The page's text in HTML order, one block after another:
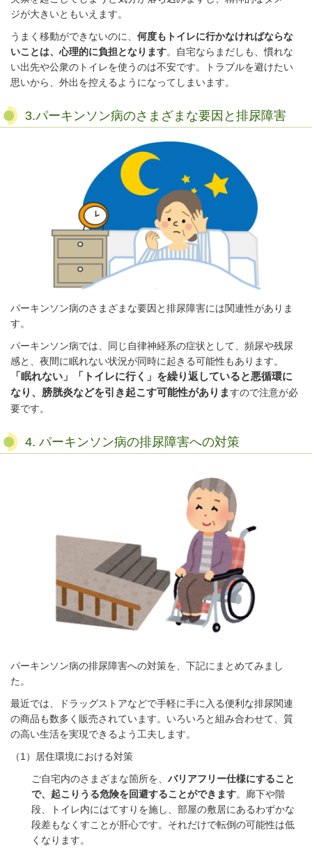
ジが大きいともいえます。
うまく移動ができないのに、 何度もトイレに行かなければならな
いことは、心理的に負担となります。自宅ならまだしも、慣れな
い出先や公衆のトイレを使うのは不安です。トラブルを避けたい
思いから、外出を控えるようになってしまいます。
3.パーキンソン病のさまざまな要因と排尿障害
パーキンソン病のさまざまな要因と排尿障害には関連性がありま
す。
パーキンソン病では、同じ自律神経系の症状として、頻尿や残尿
感と、夜間に眠れない状況が同時に起きる可能性もあります。
「眠れない」「トイレに行く」を繰り返していると悪循環に
なり、膀胱炎などを引き起こす可能性がありますので注意が必
要です。
4. パーキンソン病の排尿障害への対策
パーキンソン病の排尿障害への対策を、下記にまとめてみまし
た。
最近では、ドラッグストアなどで手軽に手に入る便利な排尿関連
の商品も数多く販売されています。いろいろと組み合わせて、質
の高い生活を実現できるよう工夫します。
（1 ）居住環境における対策
ご自宅内のさまざまな箇所を、 バリアフリー仕様にすること
で、起こりうる危険を回避することができます。廊下や階
段、トイレ内にはてすりを施し、部屋の敷居にあるわずかな
段差もなくすことが肝心です。それだけで転倒の可能性は低
くなります。